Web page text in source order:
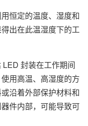
恒定的温度、湿度和
出在此温湿度下的工
封装在工作期间
用高温、高湿度的方
沿着外部保护材料和
件内部，可能导致可